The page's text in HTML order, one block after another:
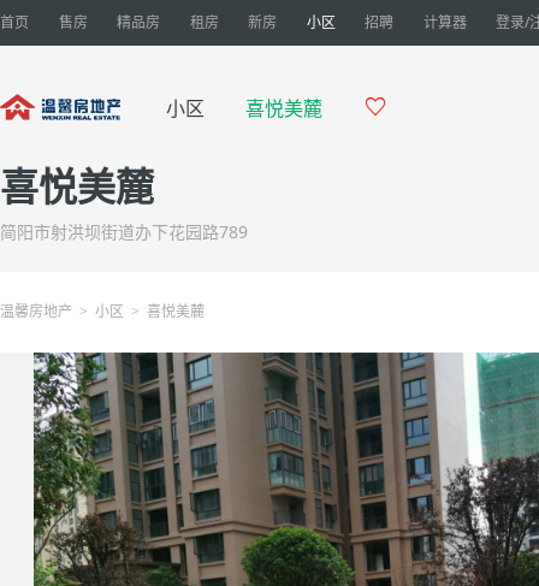
首页 售房 精品房 租房 新房 小区 招聘 计算器 登录/
小区 喜悦美麓 
喜悦美麓
简阳市射洪坝街道办下花园路789
温馨房地产 > 小区 > 喜悦美麓